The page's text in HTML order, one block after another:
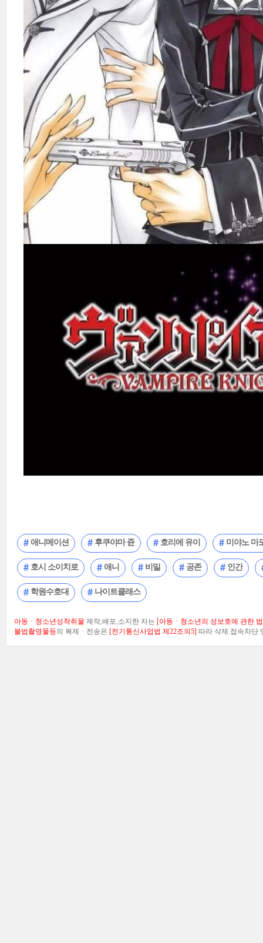
애니메이션 후쿠야마 쥰 호리에 유이 미야노 마
호시 소이치로 애니 비밀 공존 인간
학원수호대 나이트클래스
아동ㆍ청소년성착취물 제작,배포,소지한 자는 [아동ㆍ청소년의 성보호에 관한
불법촬영물등의 복제ㆍ전송은 [전기통신사업법 제22조의5] 따라 삭제.접속차단